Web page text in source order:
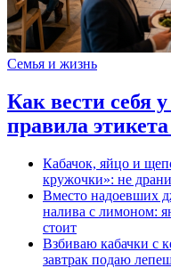
Семья и жизнь
Как вести себя
правила
Кабачок, яйцо и
кружочки»: не
Вместо надоевших
налива с лимоном:
стоит
Взбиваю кабачки с
завтрак подаю